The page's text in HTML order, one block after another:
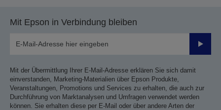
Mit Epson in Verbindung bleiben
Mit der Übermittlung Ihrer E-Mail-Adresse erklären Sie sich damit
einverstanden, Marketing-Materialien über Epson Produkte,
Veranstaltungen, Promotions und Services zu erhalten, die auch zur
Durchführung von Marktanalysen und Umfragen verwendet werden
können. Sie erhalten diese per E-Mail oder über andere Arten der